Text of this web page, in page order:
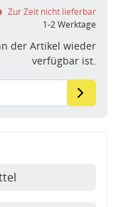
Zur Zeit nicht lieferbar
1-2 Werktage
der Artikel wieder
verfügbar ist.